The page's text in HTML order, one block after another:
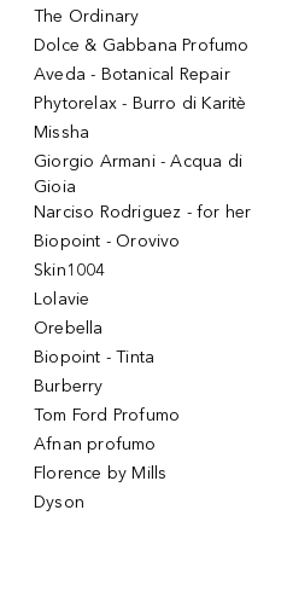
The Ordinary
Dolce & Gabbana Profumo
Aveda - Botanical Repair
Phytorelax - Burro di Karitè
Missha
Giorgio Armani - Acqua di
Gioia
Narciso Rodriguez - for her
Biopoint - Orovivo
Skin1004
Lolavie
Orebella
Biopoint - Tinta
Burberry
Tom Ford Profumo
Afnan profumo
Florence by Mills
Dyson